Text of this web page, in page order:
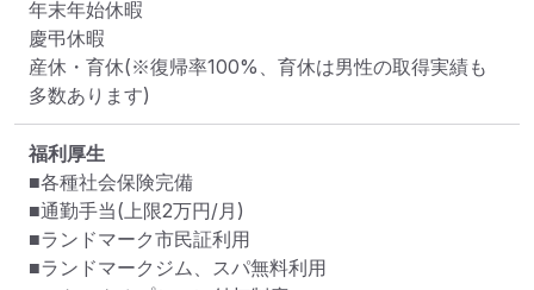
年末年始休暇
慶弔休暇
産休・育休(※復帰率100%、育休は男性の取得実績も
多数あります)
福利厚生
■各種社会保険完備
■通勤手当(上限2万円/月)
■ランドマーク市民証利用
■ランドマークジム、スパ無料利用